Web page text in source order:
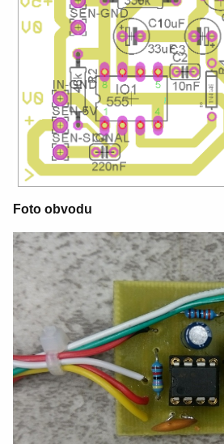
Foto obvodu